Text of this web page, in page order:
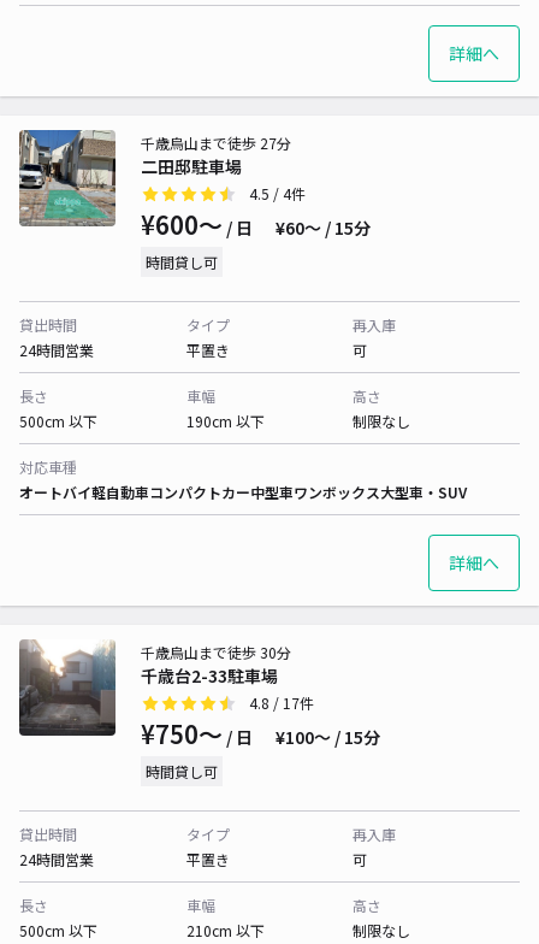
詳細へ
二田邸駐車場
千歳烏山まで徒歩 27分
4.5 / 4件
¥600〜 / 日 ¥60〜 / 15分
時間貸し可
貸出時間
24時間営業
タイプ
平置き
再入庫
可
長さ
500cm 以下
車幅
190cm 以下
高さ
制限なし
対応車種
オートバイ軽自動車コンパクトカー中型車ワンボックス大型車・SUV
詳細へ
千歳台2-33駐車場
千歳烏山まで徒歩 30分
4.8 / 17件
¥750〜 / 日 ¥100〜 / 15分
時間貸し可
貸出時間
24時間営業
タイプ
平置き
再入庫
可
長さ
500cm 以下
車幅
210cm 以下
高さ
制限なし